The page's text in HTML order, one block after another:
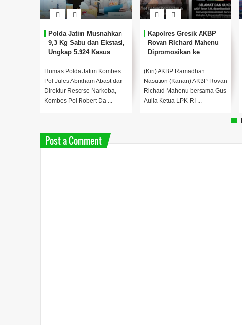
Polda Jatim Musnahkan
9,3 Kg Sabu dan Ekstasi,
Ungkap 5.924 Kasus
Narkoba Sepanjang 2025
Humas Polda Jatim Kombes
Pol Jules Abraham Abast dan
Direktur Reserse Narkoba,
Kombes Pol Robert Da ...
Kapolres Gresik AKBP
Rovan Richard Mahenu
Dipromosikan ke
Divpropam Mabes Polri
(Kiri) AKBP Ramadhan
Nasution (Kanan) AKBP Rovan
Richard Mahenu bersama Gus
Aulia Ketua LPK-RI ...
Post a Comment